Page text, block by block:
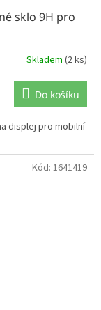
sklo 9H pro
Skladem (2 ks)
Do košíku
displej pro mobilní
Kód: 1641419